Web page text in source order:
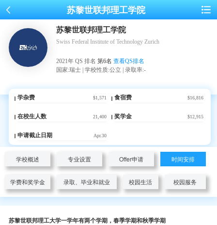
苏黎世联邦理工学院
苏黎世联邦理工学院
Swiss Federal Institute of Technology Zurich
2021年 QS 排名 第6名 查看QS排名
国家:瑞士 | 学校性质:公立 | 录取率:-
学杂费 $1,571 食宿费 $16,816
在校生人数 21,400 奖学金 $12,915
申请截止日期 Apr.30
学校概述 专业设置 Offer申请 时间安排
学费和奖学金 录取、毕业和就业 校园生活 校园服务
苏黎世联邦理工大学一学年有两个学期，春季学期和秋季学期